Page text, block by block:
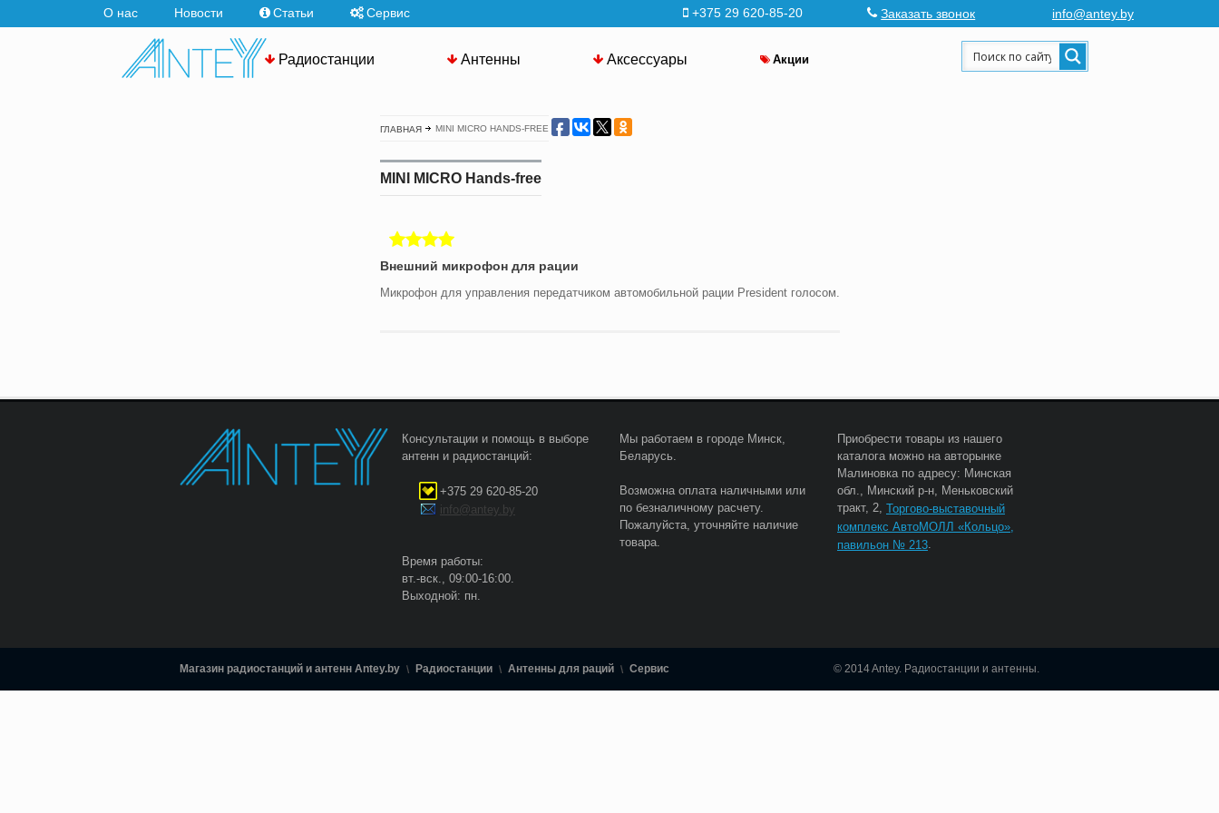
О нас Новости Статьи Сервис +375 29 620-85-20 Заказать звонок info@antey.by
Радиостанции Антенны Аксессуары Акции
ГЛАВНАЯ MINI MICRO HANDS-FREE
MINI MICRO Hands-free
Внешний микрофон для рации
Микрофон для управления передатчиком автомобильной рации President голосом.
Консультации и помощь в выборе
антенн и радиостанций:
+375 29 620-85-20
info@antey.by
Время работы:
вт.-вск., 09:00-16:00.
Выходной: пн.
Мы работаем в городе Минск,
Беларусь.
Возможна оплата наличными или
по безналичному расчету.
Пожалуйста, уточняйте наличие
товара.
Приобрести товары из нашего
каталога можно на авторынке
Малиновка по адресу: Минская
обл., Минский р-н, Меньковский
тракт, 2, Торгово-выставочный
комплекс АвтоМОЛЛ «Кольцо»,
павильон № 213.
Магазин радиостанций и антенн Antey.by Радиостанции Антенны для раций Сервис © 2014 Antey. Радиостанции и антенны.